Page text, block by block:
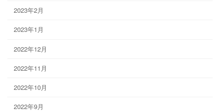
2023年2月
2023年1月
2022年12月
2022年11月
2022年10月
2022年9月